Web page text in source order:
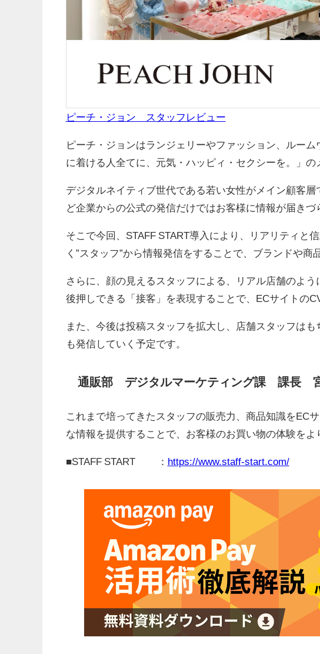
ピーチ・ジョン スタッフレビュー
ピーチ・ジョンはランジェリーやファッション、ルー
に着ける人全てに、元気・ハッピィ・セクシーを。」の
デジタルネイティブ世代である若い女性がメイン顧客
ど企業からの公式の発信だけではお客様に情報が届きづ
そこで今回、STAFF START導入により、リアリティと
く”スタッフ”から情報発信をすることで、ブランドや商
さらに、顔の見えるスタッフによる、リアル店舗のよ
後押しできる「接客」を表現することで、ECサイトの
また、今後は投稿スタッフを拡大し、店舗スタッフは
も発信していく予定です。
通販部 デジタルマーケティング課 課長
これまで培ってきたスタッフの販売力、商品知識をEC
な情報を提供することで、お客様のお買い物の体験をよ
■STAFF START ： https://www.staff-start.com/